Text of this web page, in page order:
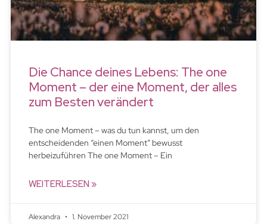
Die Chance deines Lebens: The one
Moment – der eine Moment, der alles
zum Besten verändert
The one Moment – was du tun kannst, um den
entscheidenden “einen Moment” bewusst
herbeizuführen The one Moment – Ein
WEITERLESEN »
Alexandra 1. November 2021